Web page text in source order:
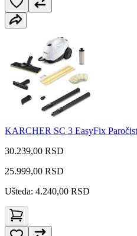
KARCHER SC 3 EasyFix
30.239,00 RSD
25.999,00 RSD
Ušteda: 4.240,00 RSD